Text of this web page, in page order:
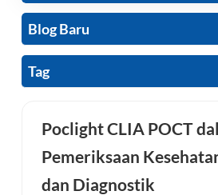
Blog Baru
Tag
Poclight CLIA POCT
Pemeriksaan
dan Diagnostik